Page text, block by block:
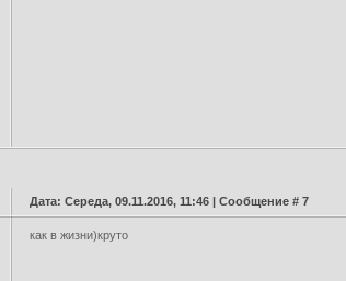
Дата: Середа, 09.11.2016, 11:46 | Сообщение # 7
как в жизни)круто